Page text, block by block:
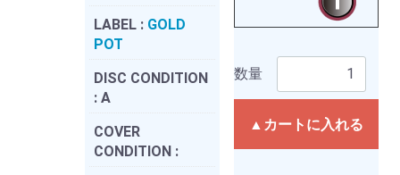
LABEL : GOLD
POT
DISC CONDITION
: A
COVER
CONDITION :
数量
▲カートに入れる